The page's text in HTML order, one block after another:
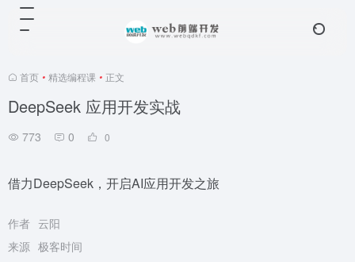
首页 • 精选编程课 • 正文
DeepSeek 应用开发实战
773 0 0
借力DeepSeek，开启AI应用开发之旅
作者 云阳
来源 极客时间